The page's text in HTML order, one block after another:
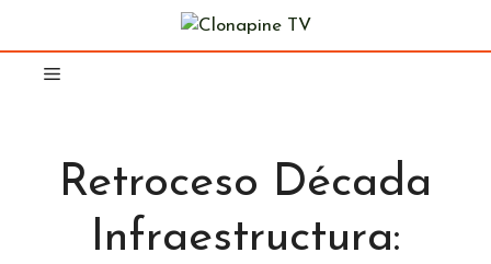
contenido
Retroceso Década
Infraestructura: